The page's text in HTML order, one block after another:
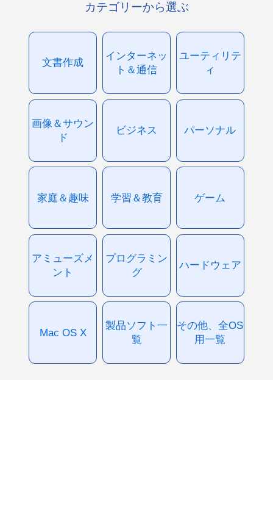
カテゴリーから選ぶ
文書作成
インターネッ
ト＆通信
ユーティリテ
ィ
画像＆サウン
ド
ビジネス パーソナル
家庭＆趣味 学習＆教育 ゲーム
アミューズメ
ント
プログラミン
グ
ハードウェア
Mac OS X
製品ソフト一
覧
その他、全OS
用一覧